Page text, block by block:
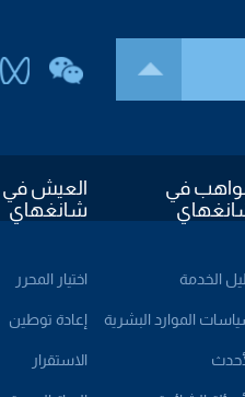
في
الخدمة
الموارد البشرية
العيش في
شانغهاي
اختيار المحرر
إعادة توطين
الاستقرار